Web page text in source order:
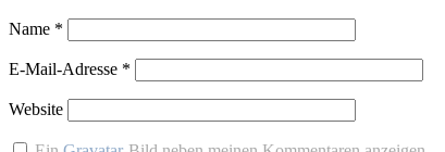
Name *
E-Mail-Adresse *
Website